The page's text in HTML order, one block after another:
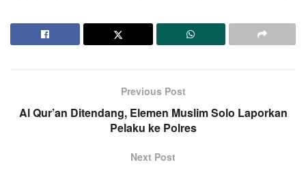
Previous Post
Al Qur’an Ditendang, Elemen Muslim Solo Laporkan
Pelaku ke Polres
Next Post